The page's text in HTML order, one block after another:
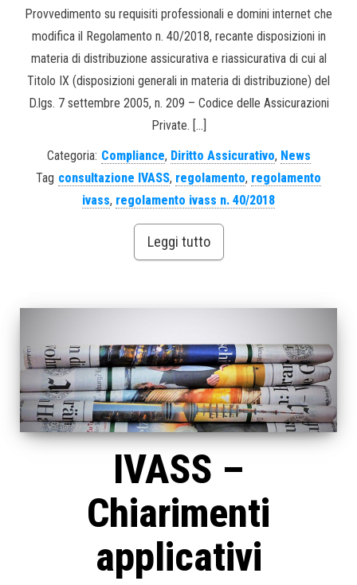
Provvedimento su requisiti professionali e domini internet che
modifica il Regolamento n. 40/2018, recante disposizioni in
materia di distribuzione assicurativa e riassicurativa di cui al
Titolo IX (disposizioni generali in materia di distribuzione) del
D.lgs. 7 settembre 2005, n. 209 – Codice delle Assicurazioni
Private. […]
Categoria: Compliance, Diritto Assicurativo, News
Tag consultazione IVASS, regolamento, regolamento
ivass, regolamento ivass n. 40/2018
Leggi tutto
IVASS –
Chiarimenti
applicativi